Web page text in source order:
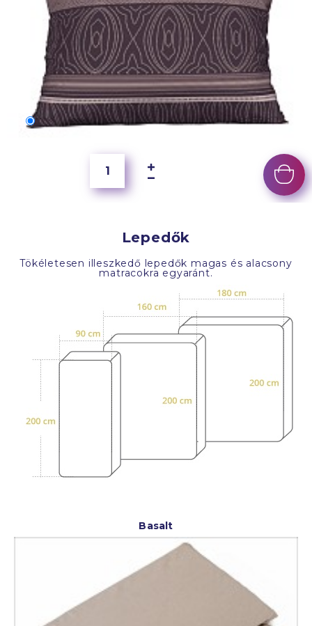
70x50 cm
Lepedők
Tökéletesen illeszkedő lepedők magas és alacsony
matracokra egyaránt.
Basalt